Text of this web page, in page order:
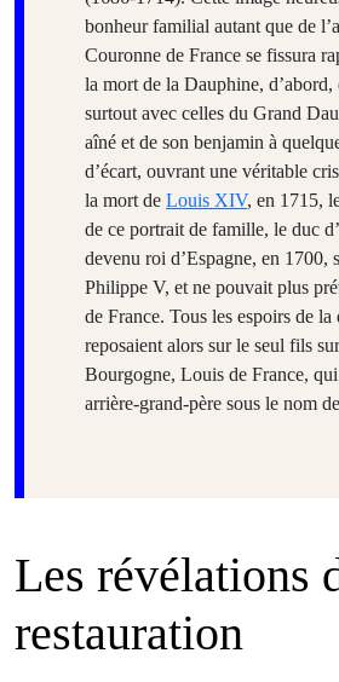
bonheur familial autant que de
Couronne de France se fissura
la mort de la Dauphine, d’abord,
surtout avec celles du Grand
aîné et de son benjamin à
d’écart, ouvrant une véritable
la mort de Louis XIV, en 1715,
de ce portrait de famille, le duc
devenu roi d’Espagne, en 1700,
Philippe V, et ne pouvait plus
de France. Tous les espoirs de la
reposaient alors sur le seul fils
Bourgogne, Louis de France, qui
arrière-grand-père sous le nom
Les révélations
restauration